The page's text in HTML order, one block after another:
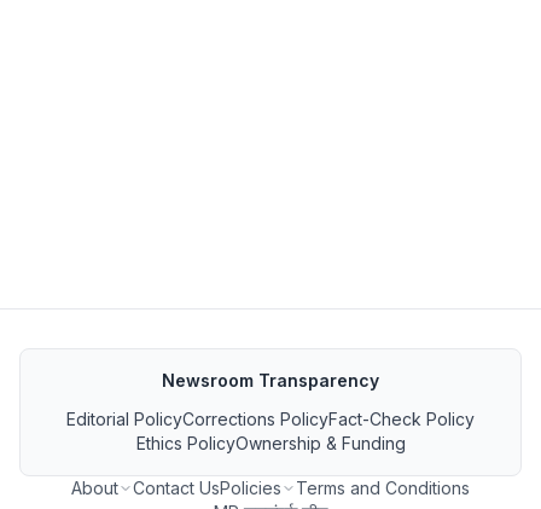
Newsroom Transparency
Editorial PolicyCorrections PolicyFact-Check Policy
Ethics PolicyOwnership & Funding
About Contact UsPolicies
Terms and Conditions